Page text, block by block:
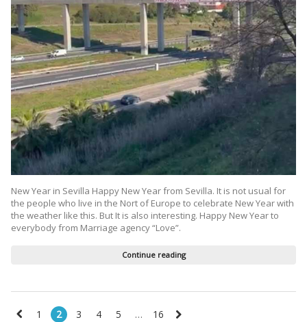
New Year in Sevilla Happy New Year from Sevilla. It is not usual for
the people who live in the Nort of Europe to celebrate New Year with
the weather like this. But It is also interesting. Happy New Year to
everybody from Marriage agency “Love”.
Continue reading
1 2 3 4 5 … 16